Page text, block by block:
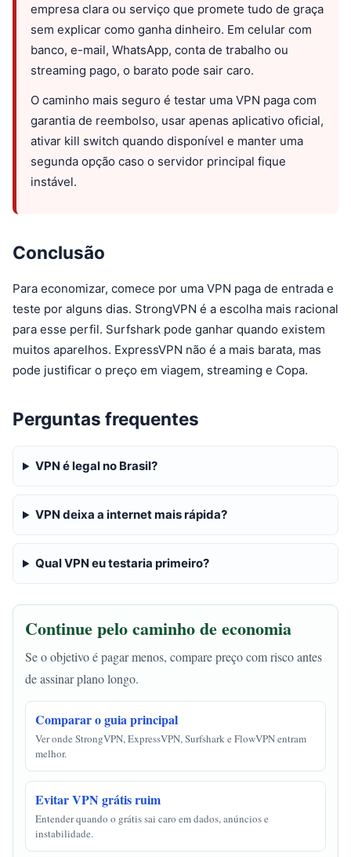
empresa clara ou serviço que promete tudo de graça
sem explicar como ganha dinheiro. Em celular com
banco, e-mail, WhatsApp, conta de trabalho ou
streaming pago, o barato pode sair caro.
O caminho mais seguro é testar uma VPN paga com
garantia de reembolso, usar apenas aplicativo oficial,
ativar kill switch quando disponível e manter uma
segunda opção caso o servidor principal fique
instável.
Conclusão
Para economizar, comece por uma VPN paga de entrada e
teste por alguns dias. StrongVPN é a escolha mais racional
para esse perfil. Surfshark pode ganhar quando existem
muitos aparelhos. ExpressVPN não é a mais barata, mas
pode justificar o preço em viagem, streaming e Copa.
Perguntas frequentes
VPN é legal no Brasil?
VPN deixa a internet mais rápida?
Qual VPN eu testaria primeiro?
Continue pelo caminho de economia
Se o objetivo é pagar menos, compare preço com risco antes
de assinar plano longo.
Comparar o guia principal
Ver onde StrongVPN, ExpressVPN, Surfshark e FlowVPN entram
melhor.
Evitar VPN grátis ruim
Entender quando o grátis sai caro em dados, anúncios e
instabilidade.